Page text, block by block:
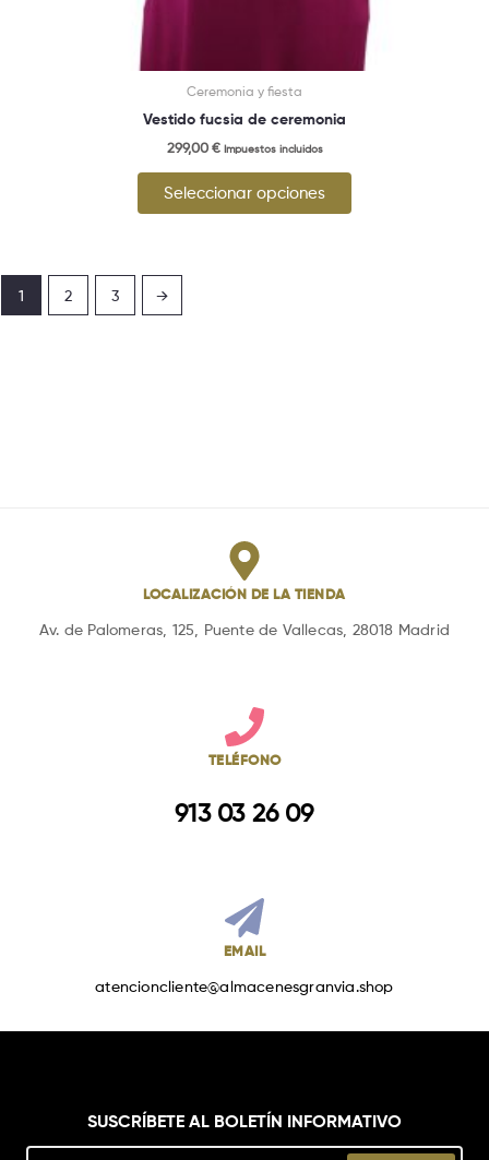
Ceremonia y fiesta
Vestido fucsia de ceremonia
299,00 € Impuestos incluidos
Seleccionar opciones
1 2 3 →
LOCALIZACIÓN DE LA TIENDA
Av. de Palomeras, 125, Puente de Vallecas, 28018 Madrid
TELÉFONO
913 03 26 09
EMAIL
atencioncliente@almacenesgranvia.shop
SUSCRÍBETE AL BOLETÍN INFORMATIVO